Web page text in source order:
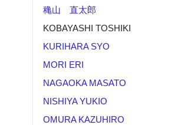
穐山 直太郎
KOBAYASHI TOSHIKI
KURIHARA SYO
MORI ERI
NAGAOKA MASATO
NISHIYA YUKIO
OMURA KAZUHIRO